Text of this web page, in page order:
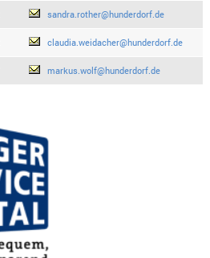
sandra.rother@hunderdorf.de
claudia.weidacher@hunderdorf.de
markus.wolf@hunderdorf.de